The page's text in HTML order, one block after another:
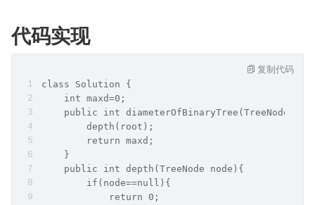
代码实现
class Solution {
    int maxd=0;
public int diameterOfBinaryTree(TreeNode
        depth(root);
        return maxd;
    }
    public int depth(TreeNode node){
        if(node==null){
            return 0;
复制代码